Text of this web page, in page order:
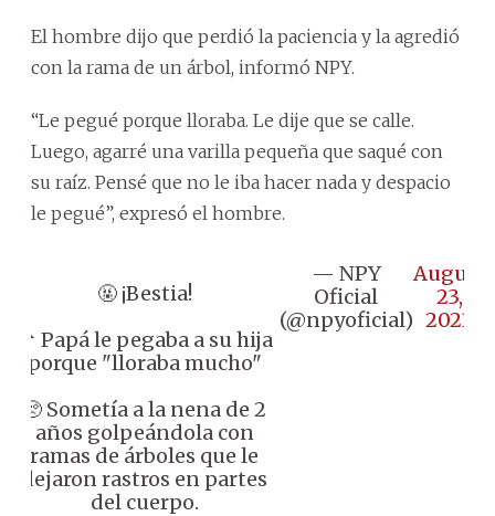
El hombre dijo que perdió la paciencia y la agredió
con la rama de un árbol, informó NPY.
“Le pegué porque lloraba. Le dije que se calle.
Luego, agarré una varilla pequeña que saqué con
su raíz. Pensé que no le iba hacer nada y despacio
le pegué”, expresó el hombre.
🤬 ¡Bestia!
📌 Papá le pegaba a su hija
porque "lloraba mucho"
🥺 Sometía a la nena de 2
años golpeándola con
ramas de árboles que le
dejaron rastros en partes
del cuerpo.
— NPY
Oficial
(@npyoficial)
August
23,
2023